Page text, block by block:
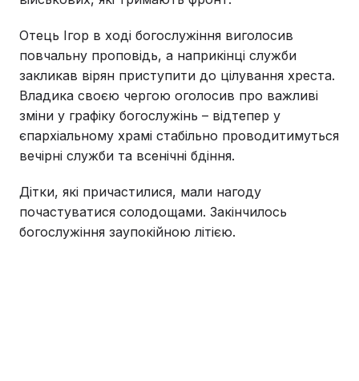
Отець Ігор в ході богослужіння виголосив
повчальну проповідь, а наприкінці служби
закликав вірян приступити до цілування хреста.
Владика своєю чергою оголосив про важливі
зміни у графіку богослужінь – відтепер у
єпархіальному храмі стабільно проводитимуться
вечірні служби та всенічні бдіння.
Дітки, які причастилися, мали нагоду
почастуватися солодощами. Закінчилось
богослужіння заупокійною літією.